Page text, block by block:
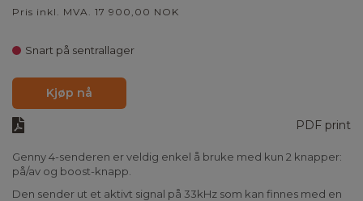
Pris inkl. MVA. 17 900,00 NOK
Snart på sentrallager
Kjøp nå
PDF print
Genny 4-senderen er veldig enkel å bruke med kun 2 knapper:
på/av og boost-knapp.
Den sender ut et aktivt signal på 33kHz som kan finnes med en